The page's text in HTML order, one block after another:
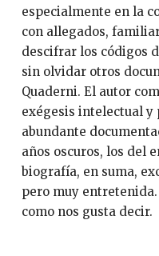
especialmente en la
con allegados,
descifrar los códigos
sin olvidar otros
Quaderni. El autor
exégesis intelectual y
abundante
años oscuros, los del
biografía, en suma,
pero muy
como nos gusta decir.